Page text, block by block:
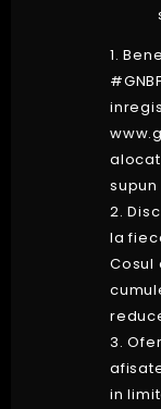
1.
2.
la
Cosul
3.
in